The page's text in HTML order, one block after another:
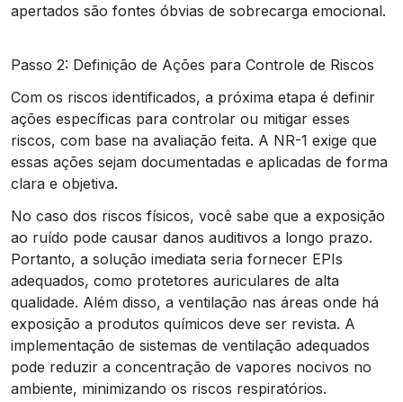
apertados são fontes óbvias de sobrecarga emocional.
Passo 2: Definição de Ações para Controle de Riscos
Com os riscos identificados, a próxima etapa é definir
ações específicas para controlar ou mitigar esses
riscos, com base na avaliação feita. A NR-1 exige que
essas ações sejam documentadas e aplicadas de forma
clara e objetiva.
No caso dos riscos físicos, você sabe que a exposição
ao ruído pode causar danos auditivos a longo prazo.
Portanto, a solução imediata seria fornecer EPIs
adequados, como protetores auriculares de alta
qualidade. Além disso, a ventilação nas áreas onde há
exposição a produtos químicos deve ser revista. A
implementação de sistemas de ventilação adequados
pode reduzir a concentração de vapores nocivos no
ambiente, minimizando os riscos respiratórios.